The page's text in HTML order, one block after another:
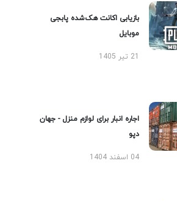
بازیابی اکانت هک‌شده پابجی
موبایل
21 تیر 1405
اجاره انبار برای لوازم منزل - جهان
دپو
04 اسفند 1404